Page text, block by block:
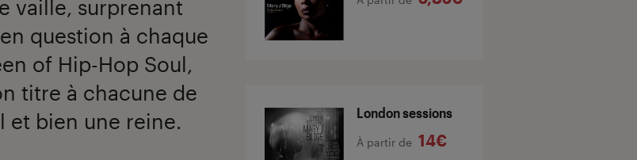
vaille, surprenant
question à chaque
of Hip-Hop Soul,
titre à chacune de
et bien une reine.
London sessions
À partir de 14€